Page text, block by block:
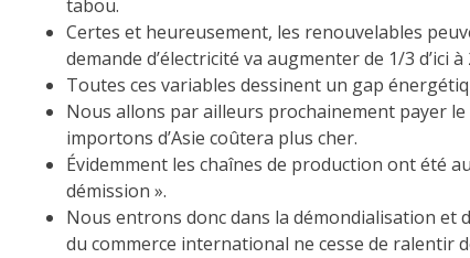
tabou.
Certes et heureusement, les renouvelables
demande d’électricité va augmenter de 1/3 d’ici à
Toutes ces variables dessinent un gap
Nous allons par ailleurs prochainement payer
importons d’Asie coûtera plus cher.
Évidemment les chaînes de production ont été
démission ».
Nous entrons donc dans la démondialisation et
du commerce international ne cesse de ralentir